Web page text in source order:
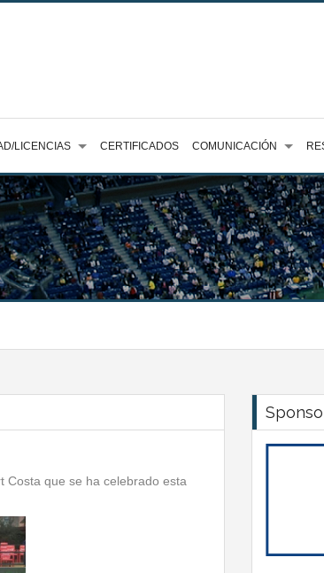
LICENCIAS CERTIFICADOS COMUNICACIÓN
Costa que se ha celebrado esta